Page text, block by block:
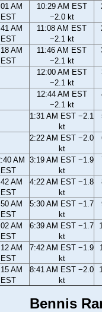
AM
EST
10:29 AM EST
−2.0 kt
AM
EST
11:08 AM EST
−2.1 kt
AM
EST
11:46 AM EST
−2.1 kt
12:00 AM EST
−2.1 kt
12:44 AM EST
−2.1 kt
1:31 AM EST −2.1
kt
2:22 AM EST −2.0
kt
AM
EST
3:19 AM EST −1.9
kt
AM
EST
4:22 AM EST −1.8
kt
AM
EST
5:30 AM EST −1.7
kt
AM
EST
6:39 AM EST −1.7
kt
AM
EST
7:42 AM EST −1.9
kt
AM
EST
8:41 AM EST −2.0
kt
Bennis